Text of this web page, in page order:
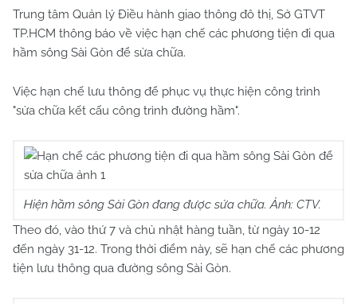
Trung tâm Quản lý Điều hành giao thông đô thị, Sở GTVT
TP.HCM thông báo về việc hạn chế các phương tiện đi qua
hầm sông Sài Gòn để sửa chữa.
Việc hạn chế lưu thông để phục vụ thực hiện công trình
"sửa chữa kết cấu công trình đường hầm".
Hiện hầm sông Sài Gòn đang được sửa chữa. Ảnh: CTV.
Theo đó, vào thứ 7 và chủ nhật hàng tuần, từ ngày 10-12
đến ngày 31-12. Trong thời điểm này, sẽ hạn chế các phương
tiện lưu thông qua đường sông Sài Gòn.